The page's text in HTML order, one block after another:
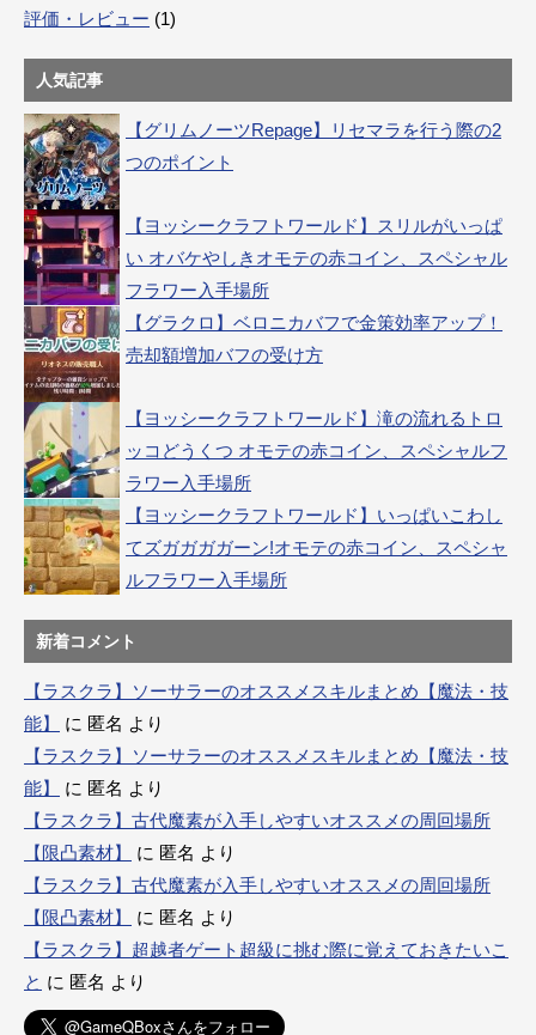
評価・レビュー (1)
人気記事
【グリムノーツRepage】リセマラを行う際の2
つのポイント
【ヨッシークラフトワールド】スリルがいっぱ
い オバケやしきオモテの赤コイン、スペシャル
フラワー入手場所
【グラクロ】ベロニカバフで金策効率アップ！
売却額増加バフの受け方
【ヨッシークラフトワールド】滝の流れるトロ
ッコどうくつ オモテの赤コイン、スペシャルフ
ラワー入手場所
【ヨッシークラフトワールド】いっぱいこわし
てズガガガガーン!オモテの赤コイン、スペシャ
ルフラワー入手場所
新着コメント
【ラスクラ】ソーサラーのオススメスキルまとめ【魔法・技
能】
に 匿名 より
【ラスクラ】ソーサラーのオススメスキルまとめ【魔法・技
能】
に 匿名 より
【ラスクラ】古代魔素が入手しやすいオススメの周回場所
【限凸素材】
に 匿名 より
【ラスクラ】古代魔素が入手しやすいオススメの周回場所
【限凸素材】
に 匿名 より
【ラスクラ】超越者ゲート超級に挑む際に覚えておきたいこ
と に 匿名 より